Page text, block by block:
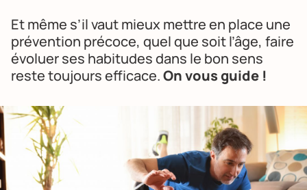
Et même s’il vaut mieux mettre en place une
prévention précoce, quel que soit l’âge, faire
évoluer ses habitudes dans le bon sens
reste toujours efficace.On vous guide !